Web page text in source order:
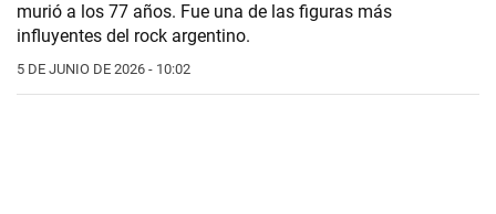
murió a los 77 años. Fue una de las figuras más
influyentes del rock argentino.
5 DE JUNIO DE 2026 - 10:02